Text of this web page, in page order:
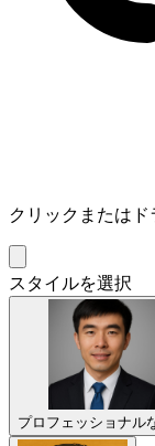
クリックまたは
スタイルを選択
プロフェッショナル